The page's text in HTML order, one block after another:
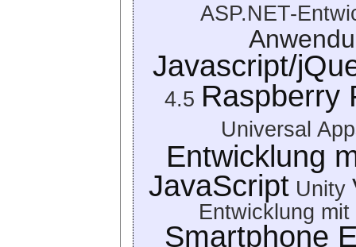
ASP.NET-
Javascript/
4.5 Raspberry
Universal
Entwicklung
JavaScript Unity
Entwicklung
Smartphone